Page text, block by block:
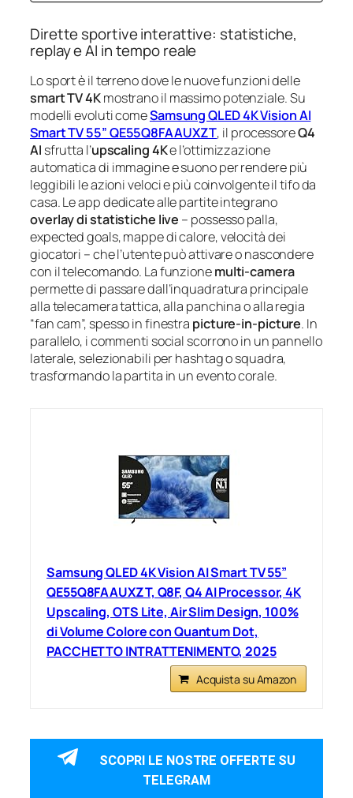
Dirette sportive interattive: statistiche,
replay e AI in tempo reale
Lo sport è il terreno dove le nuove funzioni delle
smart TV 4Kmostrano il massimo potenziale. Su
modelli evoluti comeSamsung QLED 4K Vision AI
Smart TV 55” QE55Q8FAAUXZT, il processoreQ4
AI sfrutta l’upscaling 4Ke l’ottimizzazione
automatica di immagine e suono per rendere più
leggibili le azioni veloci e più coinvolgente il tifo da
casa. Le app dedicate alle partite integrano
overlay di statistiche live – possesso palla,
expected goals, mappe di calore, velocità dei
giocatori – che l’utente può attivare o nascondere
con il telecomando. La funzionemulti‑camera
permette di passare dall’inquadratura principale
alla telecamera tattica, alla panchina o alla regia
“fan cam”, spesso in finestra picture‑in‑picture. In
parallelo, i commenti social scorrono in un pannello
laterale, selezionabili per hashtag o squadra,
trasformando la partita in un evento corale.
Samsung QLED 4K Vision AI Smart TV 55”
QE55Q8FAAUXZT, Q8F, Q4 AI Processor, 4K
Upscaling, OTS Lite, Air Slim Design, 100%
di Volume Colore con Quantum Dot,
PACCHETTO INTRATTENIMENTO, 2025
Acquista su Amazon
SCOPRI LE NOSTRE OFFERTE SU
TELEGRAM